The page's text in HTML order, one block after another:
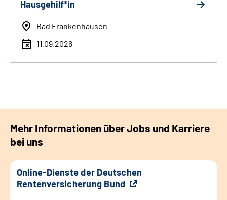
Hausgehilf*in
Bad Frankenhausen
11.09.2026
Mehr Informationen über Jobs und Karriere
bei uns
Online-Dienste der Deutschen
Rentenversicherung Bund